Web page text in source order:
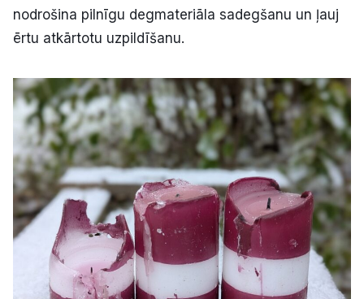
nodrošina pilnīgu degmateriāla sadegšanu un ļauj
ērtu atkārtotu uzpildīšanu.